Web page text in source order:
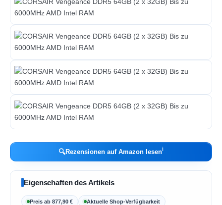
🔍Rezensionen auf Amazon lesenℹ︎
Eigenschaften des Artikels
Preis ab 877,90 € Aktuelle Shop-Verfügbarkeit